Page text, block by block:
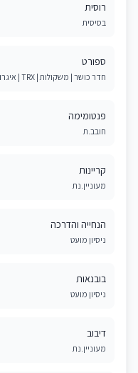
רוסית
בסיסית
ספורט
חדר כושר | משקולות | TRX | איגרוף | טיפוס | אתגרי
פנטומימה
חובב.ת
קריינות
מעוניין.נת
הנחייה והדרכה
ניסיון מועט
בובנאות
ניסיון מועט
דיבוב
מעוניין.נת